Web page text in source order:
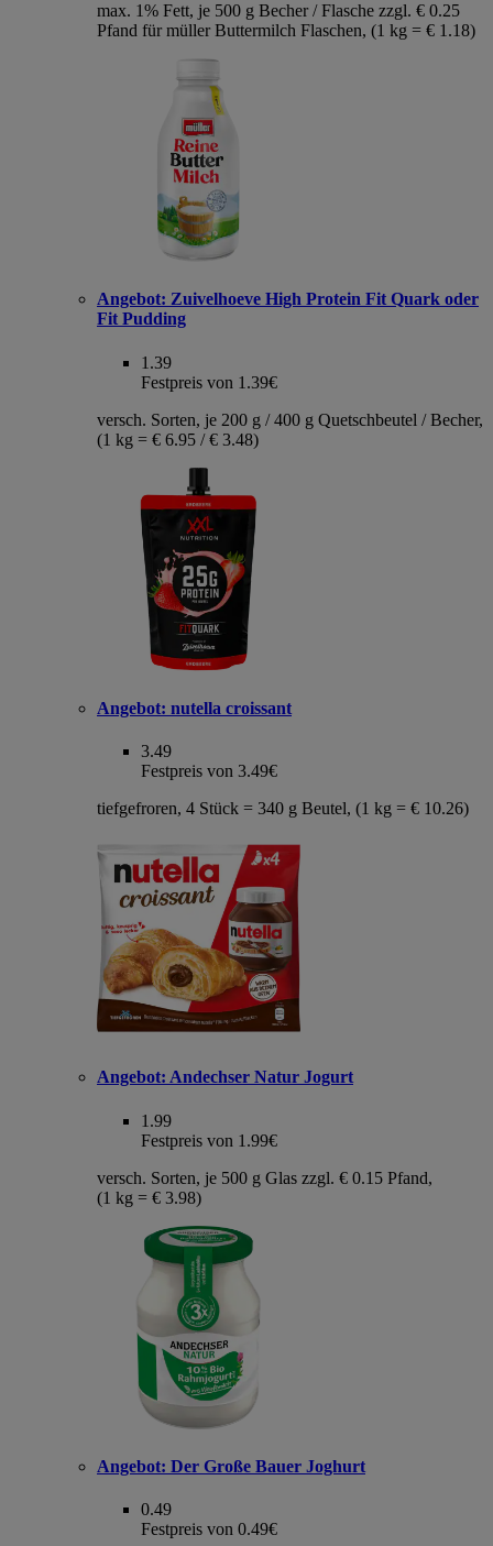
max. 1% Fett, je 500 g Becher / Flasche zzgl. € 0.25
Pfand für müller Buttermilch Flaschen, (1 kg = € 1.18)
Angebot: Zuivelhoeve High Protein Fit Quark oder
Fit Pudding
1.39
Festpreis von 1.39€
versch. Sorten, je 200 g / 400 g Quetschbeutel / Becher,
(1 kg = € 6.95 / € 3.48)
Angebot: nutella croissant
3.49
Festpreis von 3.49€
tiefgefroren, 4 Stück = 340 g Beutel, (1 kg = € 10.26)
Angebot: Andechser Natur Jogurt
1.99
Festpreis von 1.99€
versch. Sorten, je 500 g Glas zzgl. € 0.15 Pfand,
(1 kg = € 3.98)
Angebot: Der Große Bauer Joghurt
0.49
Festpreis von 0.49€